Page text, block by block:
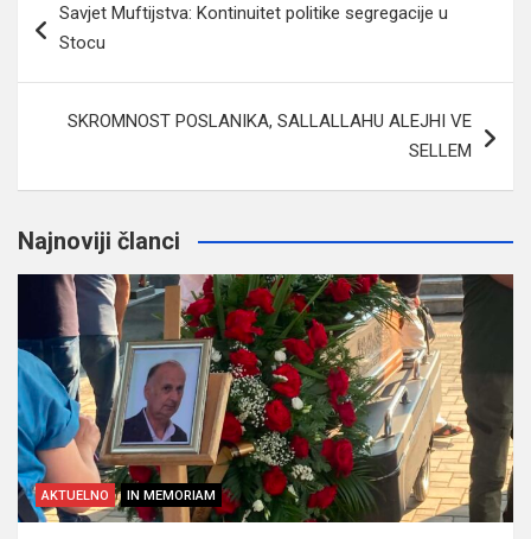
članaka
Savjet Muftijstva: Kontinuitet politike segregacije u
Stocu
SKROMNOST POSLANIKA, SALLALLAHU ALEJHI VE
SELLEM
Najnoviji članci
AKTUELNO IN MEMORIAM